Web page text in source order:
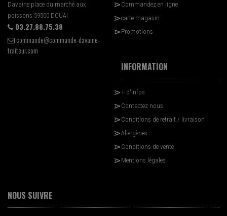
Davaine place du marché aux
poissons 59500 DOUAI
03.27.88.75.38
commande@commande-davaine-
traiteur.com
Commandez en ligne
carte magasin
Promotions
INFORMATION
+ d'infos
Contactez nous
Conditions de retrait / livraison
Allergènes
Conditions de vente
Mentions légales
NOUS SUIVRE